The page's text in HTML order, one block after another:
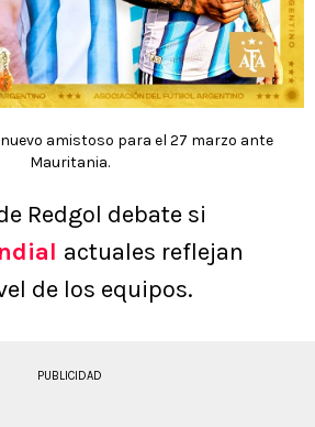
amistoso para el 27 marzo ante
Mauritania.
Redgol debate si
actuales reflejan
de los equipos.
PUBLICIDAD